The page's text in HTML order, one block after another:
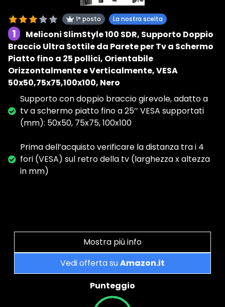
1° posto La nostra scelta
1
Meliconi SlimStyle 100 SDR, Supporto Doppio
Braccio Ultra Sottile da Parete per Tv a Schermo
Piatto fino a 25 pollici, Orientabile
Orizzontalmente e Verticalmente, VESA
50x50,75x75,100x100, Nero
Supporto con doppio braccio girevole, adatto a
tv a schermo piatto fino a 25’’ VESA supportati
(mm): 50x50, 75x75, 100x100
Prima dell’acquisto verificare la distanza tra i 4
fori (VESA) sul retro della tv (larghezza x altezza
in mm)
Mostra più info
Vedi offerta suAmazon.it
Punteggio